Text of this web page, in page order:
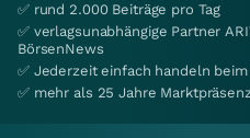
✅ rund 2.000 Beiträge pro Tag
✅ verlagsunabhängige Partner
BörsenNews
✅ Jederzeit einfach handeln beim
✅ mehr als 25 Jahre